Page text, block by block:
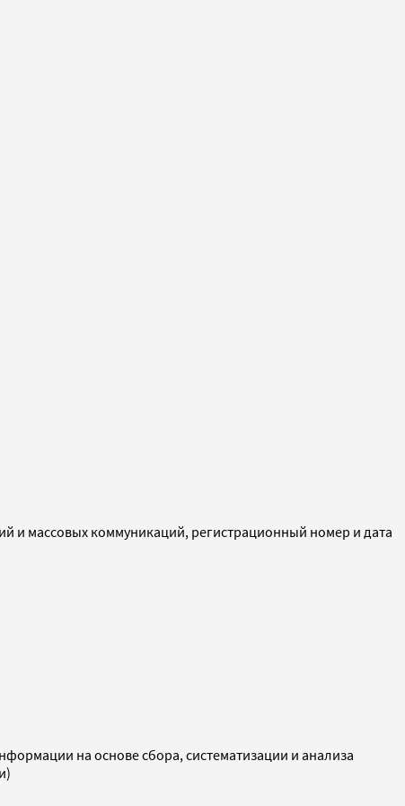
и массовых коммуникаций, регистрационный номер и дата
на основе сбора, систематизации и анализа